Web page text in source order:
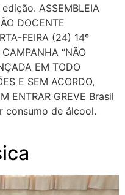
ASSEMBLEIA
DOCENTE
FEIRA (24) 14º
“NÃO
EM TODO
E SEM ACORDO,
ENTRAR GREVE Brasil
consumo de álcool.